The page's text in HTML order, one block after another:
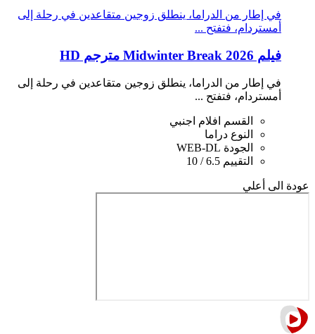
في إطار من الدراما، ينطلق زوجين متقاعدين في رحلة إلى
أمستردام، فتفتح ...
فيلم Midwinter Break 2026 مترجم HD
في إطار من الدراما، ينطلق زوجين متقاعدين في رحلة إلى
أمستردام، فتفتح ...
القسم
افلام اجنبي
النوع دراما
الجودة WEB-DL
التقييم 6.5 / 10
عودة الى أعلي